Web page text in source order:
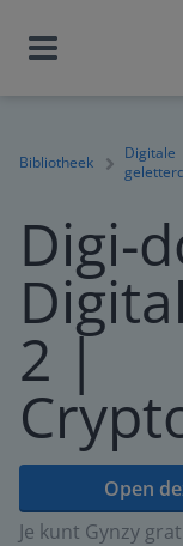
Bibliotheek
Digitale
Digi-
2 |
Open
Je kunt Gynzy